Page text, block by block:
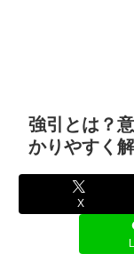
強引とは？
かりやすく
X